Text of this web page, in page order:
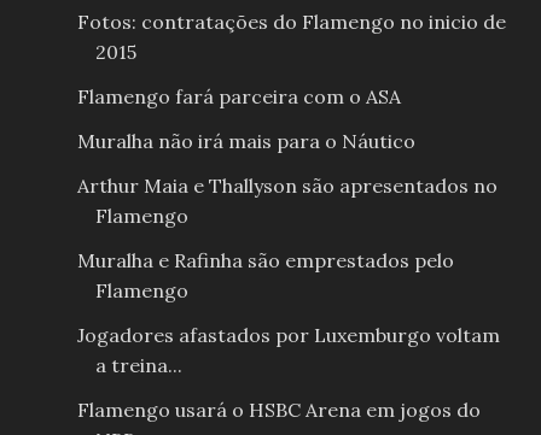
Fotos: contratações do Flamengo no inicio de
2015
Flamengo fará parceira com o ASA
Muralha não irá mais para o Náutico
Arthur Maia e Thallyson são apresentados no
Flamengo
Muralha e Rafinha são emprestados pelo
Flamengo
Jogadores afastados por Luxemburgo voltam
a treina...
Flamengo usará o HSBC Arena em jogos do